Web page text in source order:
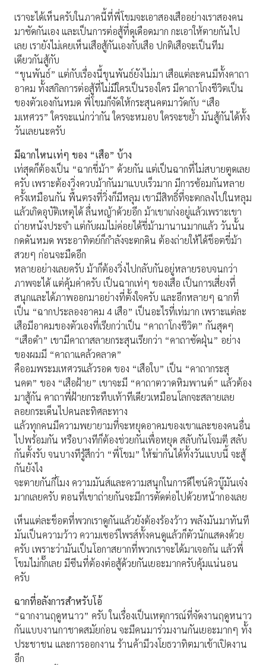
เราจะได้เห็นครับในภาคนี้ที่พี่โขมจะเอาสองเสืออย่างเราสองคน
มาซัดกันเอง และเป็นการต่อสู้ที่ดุเดือดมาก กะเอาให้ตายกันไป
เลย เรายังไม่เคยเห็นเสือสู้กันเองกับเสือ ปกติเสือจะเป็นทีม
เดียวกันสู้กับ
“ขุนพันธ์” แต่กับเรื่องนี้ขุนพันธ์ยังไม่มา เสือแต่ละคนมีทั้งคาถา
อาคม ทั้งสกิลการต่อสู้ที่ไม่มีใครเป็นรองใคร มีคาถาโกงชีวิตเป็น
ของตัวเองกันหมด พี่โขมก็จัดให้กระสุนคตมาวัดกับ “เสือ
มเหศวร” ใครจะแน่กว่ากัน ใครจะหมอบ ใครจะขย้ำ มันสู้กันได้ทั้ง
วันเลยนะครับ
มีฉากไหนเท่ๆ ของ “เสือ” บ้าง
เท่สุดก็ต้องเป็น “ฉากขี่ม้า” ด้วยกัน แต่เป็นฉากที่ไม่สบายตูดเลย
ครับ เพราะต้องวิ่งควบม้ากันมาแบบเร็วมาก มีการซ้อมกันหลาย
ครั้งเหมือนกัน พื้นตรงที่วิ่งก็มีหลุม เขามีสิทธิ์ที่จะตกลงไปในหลุม
แล้วเกิดอุบัติเหตุได้ ลื่นหญ้าด้วยอีก ม้าเขาเก่งอยู่แล้วเพราะเขา
ถ่ายหนังประจำ แต่กับผมไม่ค่อยได้ขี่ม้ามานานมากแล้ว วันนั้น
กดดันหมด พระอาทิตย์ก็กำลังจะตกดิน ต้องถ่ายให้ได้ช็อตขี่ม้า
สวยๆ ก่อนจะมืดอีก
หลายอย่างเลยครับ ม้าก็ต้องวิ่งไปกลับกันอยู่หลายรอบจนกว่า
ภาพจะได้ แต่คุ้มค่าครับ เป็นฉากเท่ๆ ของเสือ เป็นการเสี่ยงที่
สนุกและได้ภาพออกมาอย่างที่ตั้งใจครับ และอีกหลายๆ ฉากที่
เป็น “ฉากประลองอาคม 4 เสือ” เป็นอะไรที่เท่มาก เพราะแต่ละ
เสือมีอาคมของตัวเองที่เรียกว่าเป็น “คาถาโกงชีวิต” กันสุดๆ
“เสือดำ” เขามีคาถาสลายกระสุนเรียกว่า “คาถาซัดฝุ่น” อย่าง
ของผมมี “คาถาแคล้วคลาด”
คืออมพระมเหศวรแล้วรอด ของ “เสือใบ” เป็น “คาถากระสุ
นคต” ของ “เสือฝ้าย” เขาจะมี “คาถาตวาดหิมพานต์” แล้วต้อง
มาสู้กัน คาถาพี่ฝ้ายกระทืบเท้าทีเดียวเหมือนโลกจะสลายเลย
ลอยกระเด็นไปคนละทิศละทาง
แล้วทุกคนมีความพยายามที่จะหยุดอาคมของเขาและของคนอื่น
ไปพร้อมกัน หรือบางทีก็ต้องช่วยกันเพื่อหยุด สลับกันโจมตี สลับ
กันตั้งรับ จนบางทีรู้สึกว่า “พี่โขม” ให้ฆ่ากันได้ทั้งวันแบบนี้ จะสู้
กันยังไง
จะตายกันกี่โมง ความมันส์และความสนุกในการดีไซน์คิวบู๊มันเจ๋ง
มากเลยครับ ตอนที่เขาถ่ายกันจะมีการตัดต่อไปด้วยหน้ากองเลย
เห็นแต่ละช็อตที่พวกเราดูกันแล้วยังต้องร้องว้าว พลังมันมาทันที
มันเป็นความว้าว ความเซอร์ไพรส์ทั้งคนดูแล้วก็ตัวนักแสดงด้วย
ครับ เพราะว่ามันเป็นโอกาสยากที่พวกเราจะได้มาเจอกัน แล้วพี่
โขมไม่กั๊กเลย มีซีนที่ต้องต่อสู้ด้วยกันเยอะมากครับคุ้มแน่นอน
ครับ
ฉากที่อลังการสำหรับโอ้
“ฉากงานฤดูหนาว” ครับ ในเรื่องเป็นเหตุการณ์ที่จัดงานฤดูหนาว
กันแบบงานกาชาดสมัยก่อน จะมีคนมาร่วมงานกันเยอะมากๆ ทั้ง
ประชาชน และการออกงาน ร้านค้ามีวงโยธวาทิตมาเข้าเปิดงาน
อีก